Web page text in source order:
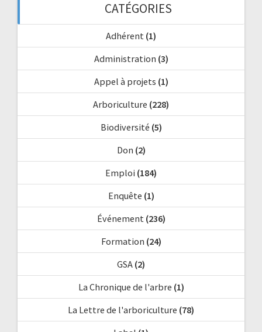
CATÉGORIES
Adhérent (1)
Administration (3)
Appel à projets (1)
Arboriculture (228)
Biodiversité (5)
Don (2)
Emploi (184)
Enquête (1)
Événement(236)
Formation (24)
GSA (2)
La Chronique de l'arbre (1)
La Lettre de l'arboriculture (78)